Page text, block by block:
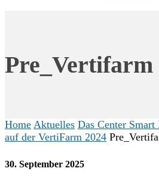
Pre_Vertifarm
Home Aktuelles Das Center
auf der VertiFarm 2024
30. September 2025